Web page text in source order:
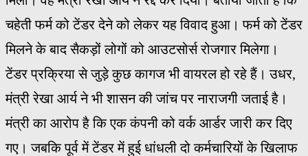
चहेती फर्म को टेंडर देने को लेकर यह विवाद हुआ। फर्म को टेंडर
मिलने के बाद सैकड़ों लोगों को आउटसोर्स रोजगार मिलेगा।
टेंडर प्रक्रिया से जुड़े कुछ कागज भी वायरल हो रहे हैं। उधर,
मंत्री रेखा आर्य ने भी शासन की जांच पर नाराजगी जताई है।
मंत्री का आरोप है कि एक कंपनी को वर्क आर्डर जारी कर दिए
गए। जबकि पूर्व में टेंडर में हुई धांधली दो कर्मचारियों के खिलाफ